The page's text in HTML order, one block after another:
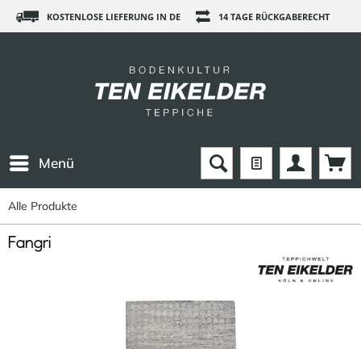
KOSTENLOSE LIEFERUNG IN DE 14 TAGE RÜCKGABERECHT
Menü
Alle Produkte
Fangri